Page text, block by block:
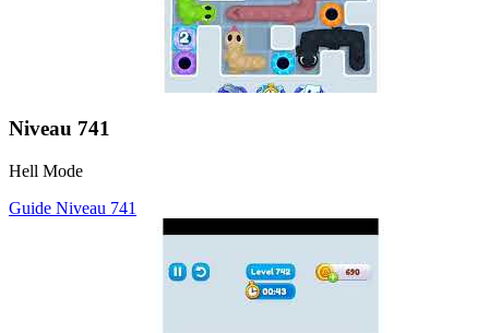
Niveau 741
Hell Mode
Guide Niveau 741